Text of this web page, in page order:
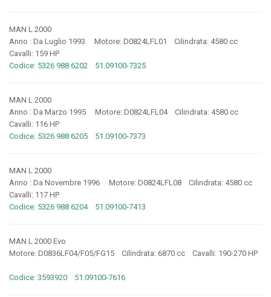
MAN L 2000
Anno : Da Luglio 1993 Motore: D0824LFL01 Cilindrata: 4580 cc
Cavalli: 159 HP
Codice: 5326 988 6202 51.09100-7325
MAN L 2000
Anno : Da Marzo 1995 Motore: D0824LFL04 Cilindrata: 4580 cc
Cavalli: 116 HP
Codice: 5326 988 6205 51.09100-7373
MAN L 2000
Anno : Da Novembre 1996 Motore: D0824LFL08 Cilindrata: 4580 cc
Cavalli: 117 HP
Codice: 5326 988 6204 51.09100-7413
MAN L 2000 Evo
Motore: D0836LF04/F05/FG15 Cilindrata: 6870 cc Cavalli: 190-270 HP
Codice: 3593920 51.09100-7616